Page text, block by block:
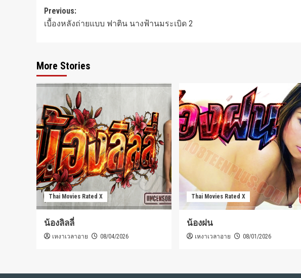
Post
navigation
Previous:
เบื้องหลังถ่ายแบบ ฟาติน นางฟ้านมระเบิด 2
More Stories
Thai Movies Rated X
น้องลิลลี่
เหงาเวลาอาย 08/04/2026
Thai Movies Rated X
น้องฝน
เหงาเวลาอาย 08/01/2026